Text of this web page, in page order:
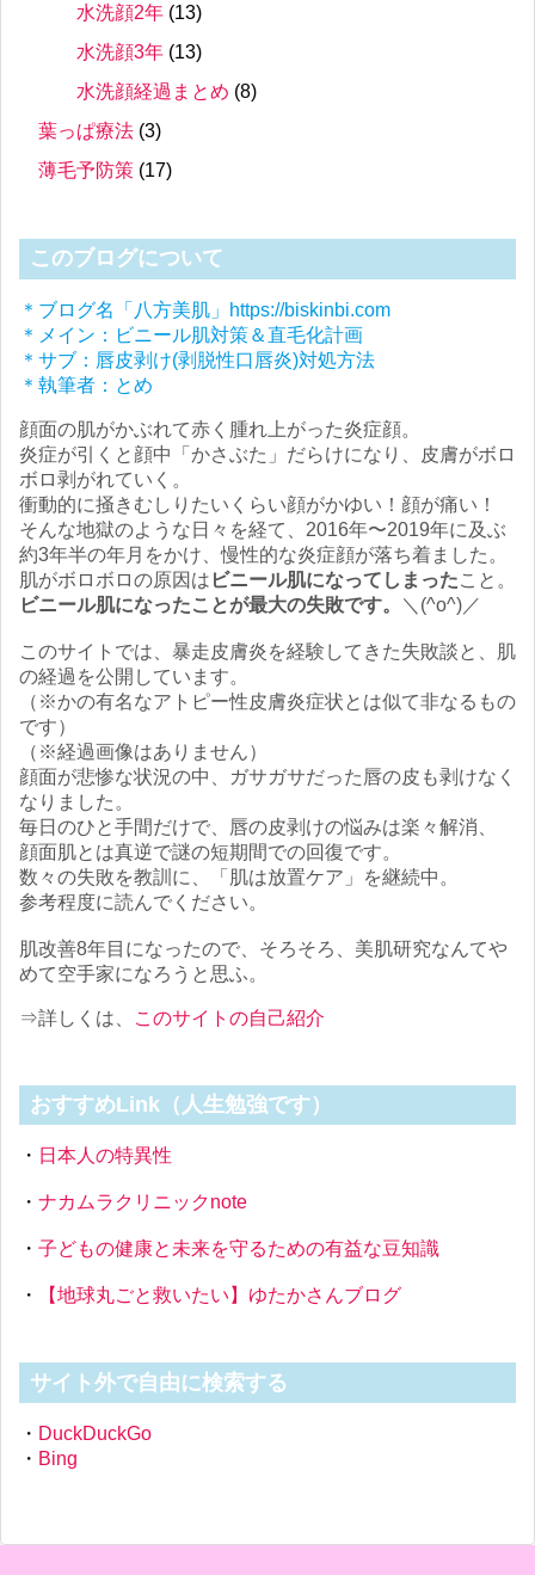
水洗顔2年 (13)
水洗顔3年 (13)
水洗顔経過まとめ (8)
葉っぱ療法 (3)
薄毛予防策 (17)
このブログについて
＊ブログ名「八方美肌」https://biskinbi.com
＊メイン：ビニール肌対策＆直毛化計画
＊サブ：唇皮剥け(剥脱性口唇炎)対処方法
＊執筆者：とめ
顔面の肌がかぶれて赤く腫れ上がった炎症顔。
炎症が引くと顔中「かさぶた」だらけになり、皮膚がボロ
ボロ剥がれていく。
衝動的に掻きむしりたいくらい顔がかゆい！顔が痛い！
そんな地獄のような日々を経て、2016年〜2019年に及ぶ
約3年半の年月をかけ、慢性的な炎症顔が落ち着ました。
肌がボロボロの原因は ビニール肌になってしまったこと。
ビニール肌になったことが最大の失敗です。
＼(^o^)／
このサイトでは、暴走皮膚炎を経験してきた失敗談と、肌
の経過を公開しています。
（※かの有名なアトピー性皮膚炎症状とは似て非なるもの
です）
（※経過画像はありません）
顔面が悲惨な状況の中、ガサガサだった唇の皮も剥けなく
なりました。
毎日のひと手間だけで、唇の皮剥けの悩みは楽々解消、
顔面肌とは真逆で謎の短期間での回復です。
数々の失敗を教訓に、「肌は放置ケア」を継続中。
参考程度に読んでください。
肌改善8年目になったので、そろそろ、美肌研究なんてや
めて空手家になろうと思ふ。
⇒詳しくは、 このサイトの自己紹介
おすすめLink（人生勉強です）
・ 日本人の特異性
・ ナカムラクリニックnote
・ 子どもの健康と未来を守るための有益な豆知識
・ 【地球丸ごと救いたい】ゆたかさんブログ
サイト外で自由に検索する
・ DuckDuckGo
・ Bing